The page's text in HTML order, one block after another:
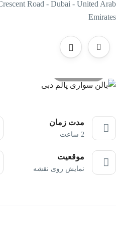
Road - Dubai - United Arab
Emirates
مدت زمان
2 ساعت
موقعیت
نمایش روی نقشه